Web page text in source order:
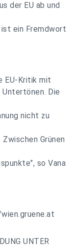
der EU ab und
ein Fremdwort
EU-Kritik mit
Die
nicht zu
Grünen
so Vana
UNTER